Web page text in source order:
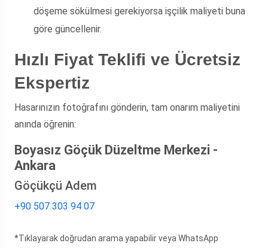
döşeme sökülmesi gerekiyorsa işçilik maliyeti buna
göre güncellenir.
Hızlı Fiyat Teklifi ve Ücretsiz
Ekspertiz
Hasarınızın fotoğrafını gönderin, tam onarım maliyetini
anında öğrenin:
Boyasız Göçük Düzeltme Merkezi -
Ankara
Göçükçü Adem
+90 507 303 94 07
*Tıklayarak doğrudan arama yapabilir veya WhatsApp